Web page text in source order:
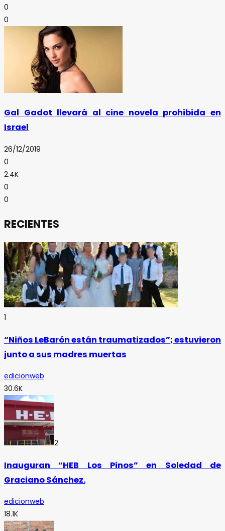
0
0
Gal Gadot llevará al cine novela prohibida en
Israel
26/12/2019
0
2.4K
0
0
RECIENTES
1
“Niños LeBarón están traumatizados”; estuvieron
junto a sus madres muertas
edicionweb
30.6K
2
Inauguran “HEB Los Pinos” en Soledad de
Graciano Sánchez.
edicionweb
18.1K